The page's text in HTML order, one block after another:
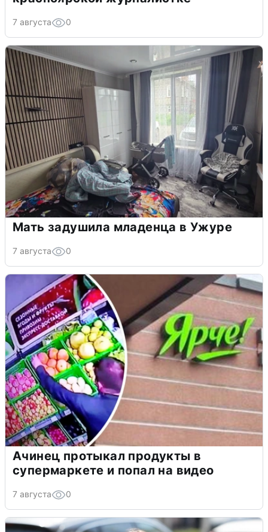
7 августа 0
Мать задушила младенца в Ужуре
7 августа 0
Ачинец протыкал продукты в
супермаркете и попал на видео
7 августа 0